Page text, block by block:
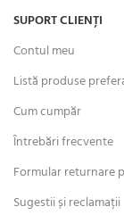
SUPORT CLIENȚI
Contul meu
Listă produse
Cum cumpăr
Întrebări frecvente
Formular returnare
Sugestii și reclamații